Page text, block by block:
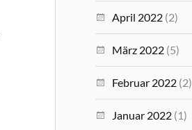
April 2022 (2)
März 2022 (5)
Februar 2022 (2)
Januar 2022 (1)